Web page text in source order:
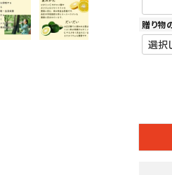
贈り物